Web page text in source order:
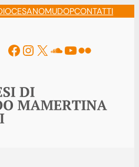
MUDOPCONTATTI
Facebook
Instagram
X Soundcloud
YouTube
Flickr